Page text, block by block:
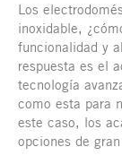
Los
inoxidable,
funcionalidad y
respuesta es el
tecnología
como esta para
este caso, los
opciones de